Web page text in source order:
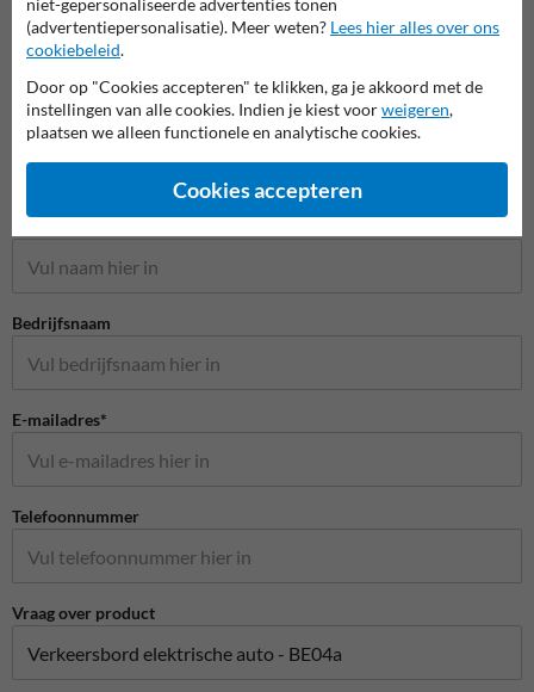
Stel je vraag aan Scheepvaartbord.nl
Bedrijfsnaam
E-mailadres*
Telefoonnummer
Vraag over product
niet-gepersonaliseerde advertenties tonen
(advertentiepersonalisatie). Meer weten? Lees hier alles over ons
cookiebeleid.
Door op "Cookies accepteren" te klikken, ga je akkoord met de
instellingen van alle cookies. Indien je kiest voorweigeren,
plaatsen we alleen functionele en analytische cookies.
Cookies accepteren